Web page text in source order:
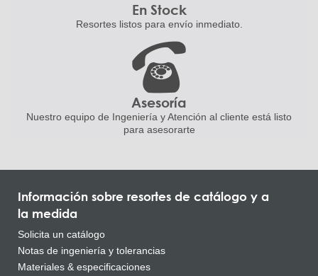
En Stock
Resortes listos para envío inmediato.
Asesoría
Nuestro equipo de Ingeniería y Atención al cliente está listo
para asesorarte
Información sobre resortes de catálogo y a
la medida
Solicita un catálogo
Notas de ingeniería y tolerancias
Materiales & especificaciones